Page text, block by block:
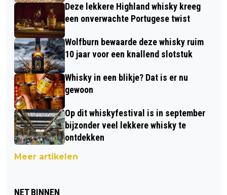
Deze lekkere Highland whisky kreeg
een onverwachte Portugese twist
Wolfburn bewaarde deze whisky ruim
10 jaar voor een knallend slotstuk
Whisky in een blikje? Dat is er nu
gewoon
Op dit whiskyfestival is in september
bijzonder veel lekkere whisky te
ontdekken
Meer artikelen
NET BINNEN